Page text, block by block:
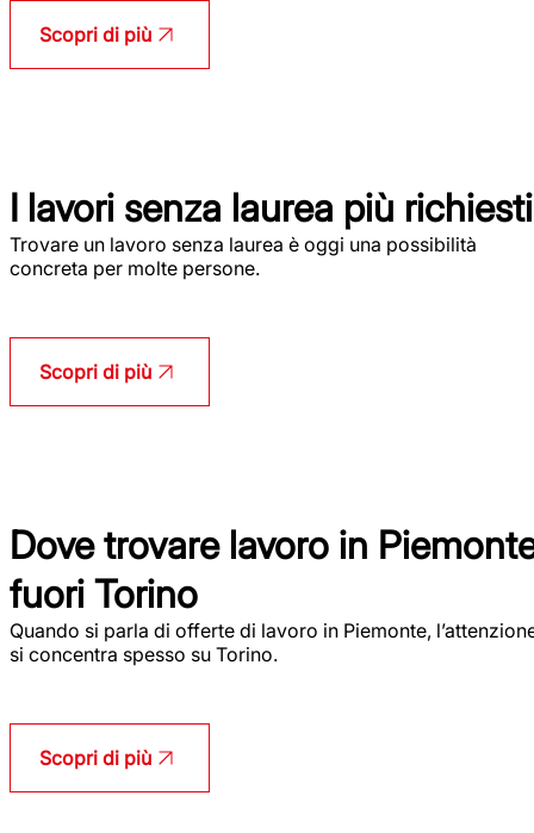
Scopri di più
I lavori senza laurea più richiesti
Trovare un lavoro senza laurea è oggi una possibilità
concreta per molte persone.
Scopri di più
Dove trovare lavoro in
fuori Torino
Quando si parla di offerte di lavoro in Piemonte,
si concentra spesso su Torino.
Scopri di più